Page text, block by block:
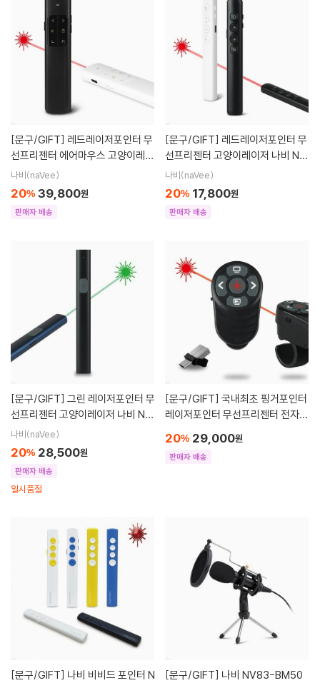
[문구/GIFT]
선프리젠터 에어마우스 고양이레이
저 나비 NV167-PPT770
나비(naVee)
20% 39,800원
판매자 배송
[문구/GIFT]
선프리젠터 고양이레이저 나비 NV
181-PPT370
나비(naVee)
20% 17,800원
판매자 배송
[문구/GIFT]
선프리젠터 고양이레이저 나비 NV
166-LPP200
나비(naVee)
20% 28,500원
판매자 배송
일시품절
[문구/GIFT]
레이저포인터 무선프리젠터 전자책
20% 29,000원
판매자 배송
[문구/GIFT] [문구/GIFT]